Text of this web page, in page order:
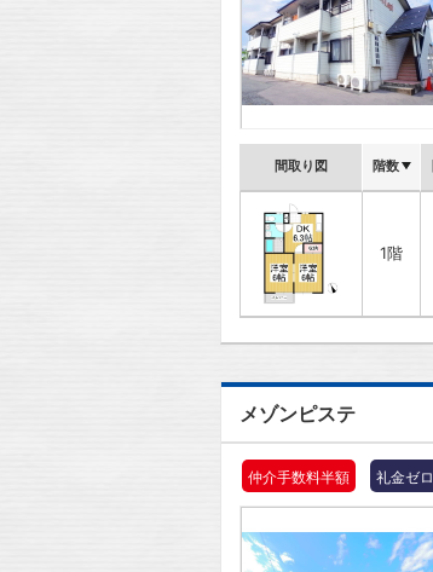
間取り図 階数
1階
メゾンピステ
仲介手数料半額 礼金ゼロ